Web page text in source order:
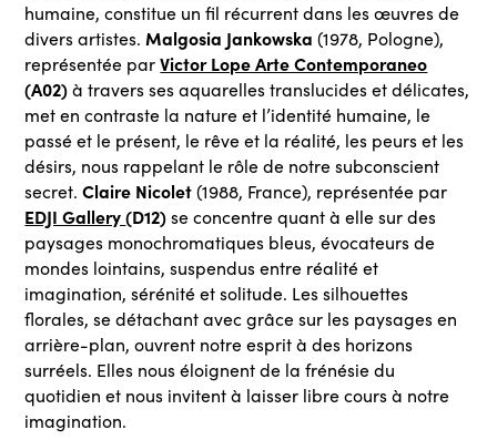
humaine, constitue un fil récurrent dans les œuvres de
divers artistes. Malgosia Jankowska (1978, Pologne),
représentée parVictor Lope Arte Contemporaneo
(A02)à travers ses aquarelles translucides et délicates,
met en contraste la nature et l’identité humaine, le
passé et le présent, le rêve et la réalité, les peurs et les
désirs, nous rappelant le rôle de notre subconscient
secret.Claire Nicolet(1988, France), représentée par
EDJI Gallery(D12)se concentre quant à elle sur des
paysages monochromatiques bleus, évocateurs de
mondes lointains, suspendus entre réalité et
imagination, sérénité et solitude. Les silhouettes
florales, se détachant avec grâce sur les paysages en
arrière-plan, ouvrent notre esprit à des horizons
surréels. Elles nous éloignent de la frénésie du
quotidien et nous invitent à laisser libre cours à notre
imagination.